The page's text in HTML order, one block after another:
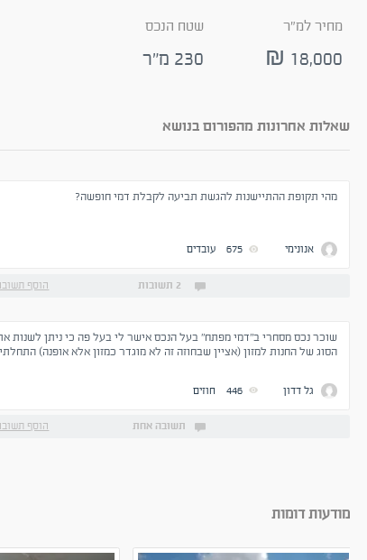
מחיר למ"ר
18,000 ₪
שטח הנכס
230 מ"ר
שאלות אחרונות מהפורום בנושא
מהי תקופת ההתיישנות להגשת תביעה לקבלת דמי חופשה?
אנונימי 675 עובדים
2 תשובות הוסף
שוכר נכס מסחרי ב"דמי מפתח" בעל הנכס אישר לי בעל פה כי ניתן לשנות
הסוג של החנות למזון (אציין שבחוזה זה לא מוגדר כמזון אלא אופנה) התחלתי
כל הכסף שהשקעתי - על איזה סעיף בחוזה ניתן לתבוע אותו?! מזכיר שהכל
נעשה בעל פה...
גל דדון 446 חוזים
תשובה אחת הוסף
מודעות דומות